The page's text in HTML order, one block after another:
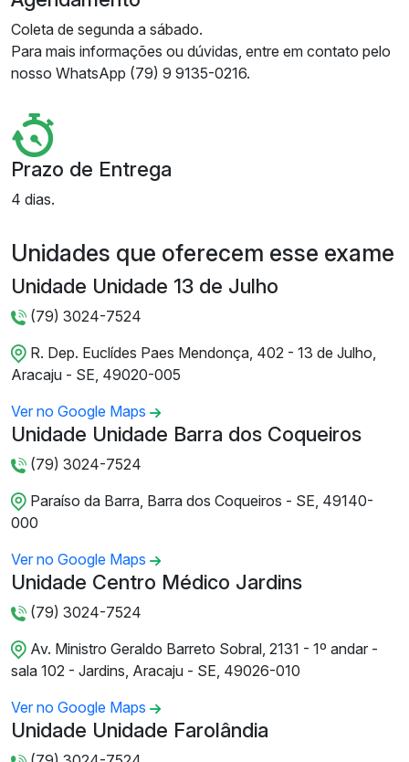
Coleta de segunda a sábado.
Para mais informações ou dúvidas, entre em contato pelo
nosso WhatsApp (79) 9 9135-0216.
Prazo de Entrega
4 dias.
Unidades que oferecem esse exame
Unidade Unidade 13 de Julho
(79) 3024-7524
R. Dep. Euclídes Paes Mendonça, 402 - 13 de Julho,
Aracaju - SE, 49020-005
Ver no Google Maps
Unidade Unidade Barra dos Coqueiros
(79) 3024-7524
Paraíso da Barra, Barra dos Coqueiros - SE, 49140-
000
Ver no Google Maps
Unidade Centro Médico Jardins
(79) 3024-7524
Av. Ministro Geraldo Barreto Sobral, 2131 - 1º andar -
sala 102 - Jardins, Aracaju - SE, 49026-010
Ver no Google Maps
Unidade Unidade Farolândia